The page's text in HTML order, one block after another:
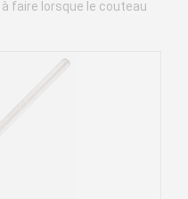
faire lorsque le couteau